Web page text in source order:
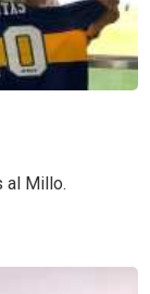
al Millo.